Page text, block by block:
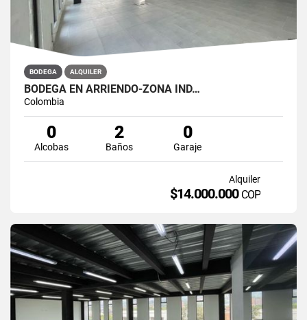
BODEGA ALQUILER
BODEGA EN ARRIENDO-ZONA IND…
Colombia
0
Alcobas
2
Baños
0
Garaje
Alquiler
$14.000.000 COP